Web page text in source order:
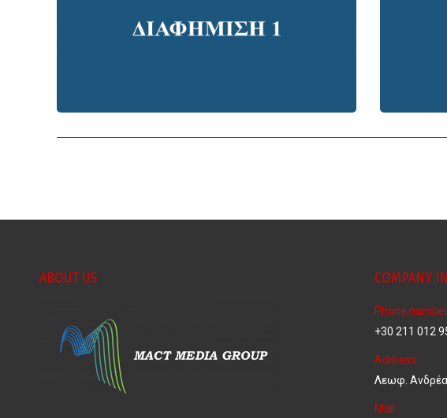
ABOUT US COMPANY
Phone
+30 211 012
Address:
Λεωφ. Ανδρέα
Mail: